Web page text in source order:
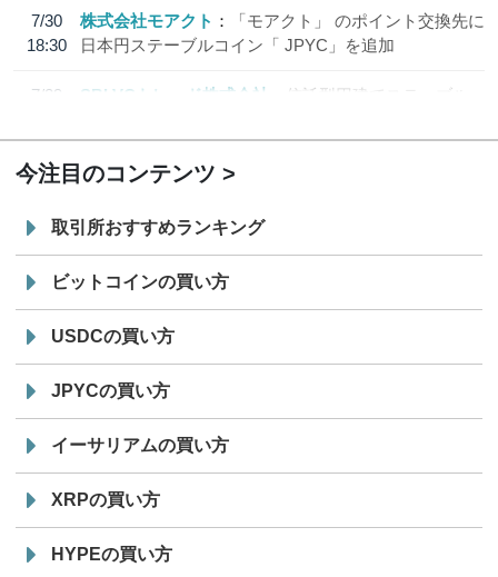
7/30
18:30
株式会社モアクト
「モアクト」 のポイント交換先に
日本円ステーブルコイン「 JPYC」を追加
7/29
SBI VCトレード株式会社
信託型円建てステーブル
今注目のコンテンツ
取引所おすすめランキング
ビットコインの買い方
USDCの買い方
JPYCの買い方
イーサリアムの買い方
XRPの買い方
HYPEの買い方